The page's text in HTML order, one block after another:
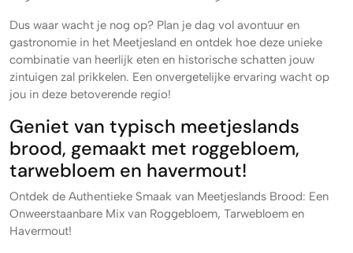
Dus waar wacht je nog op? Plan je dag vol avontuur en
gastronomie in het Meetjesland en ontdek hoe deze unieke
combinatie van heerlijk eten en historische schatten jouw
zintuigen zal prikkelen. Een onvergetelijke ervaring wacht op
jou in deze betoverende regio!
Geniet van typisch meetjeslands
brood, gemaakt met roggebloem,
tarwebloem en havermout!
Ontdek de Authentieke Smaak van Meetjeslands Brood: Een
Onweerstaanbare Mix van Roggebloem, Tarwebloem en
Havermout!